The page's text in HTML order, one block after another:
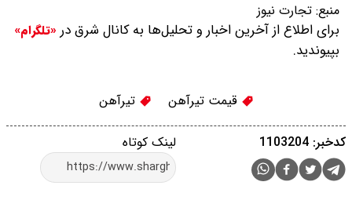
منبع: تجارت نیوز
برای اطلاع از آخرین اخبار و تحلیل‌ها به کانال شرق در «تلگرام»
بپیوندید.
قیمت تیرآهن تیرآهن
لینک کوتاه کدخبر: 1103204